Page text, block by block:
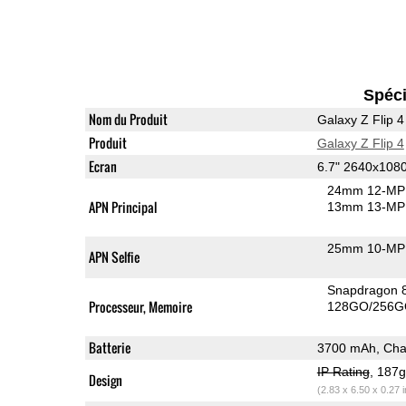
Nom du Produit Galaxy Z Flip 4
Produit Galaxy Z Flip 4
Ecran 6.7"
APN Principal
24mm 12-
13mm 13-
APN Selfie 25mm 10-
Processeur, Memoire
Snapdragon
128GO/
Batterie 3700 mAh,
Design IP Rating,
(2.83 x 6.50 x 0.27